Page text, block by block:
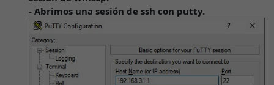
- Abrimos una sesión de ssh con putty.